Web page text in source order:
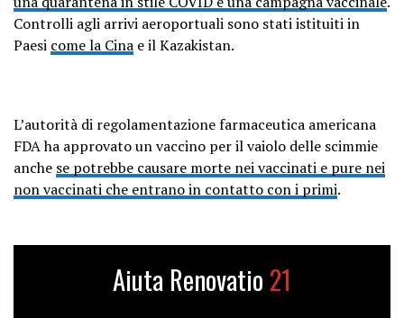
Controlli agli arrivi aeroportuali sono stati istituiti in
Paesi come la Cina e il Kazakistan.
L’autorità di regolamentazione farmaceutica americana
FDA ha approvato un vaccino per il vaiolo delle scimmie
anche se potrebbe causare morte nei vaccinati e pure nei
non vaccinati che entrano in contatto con i primi.
Aiuta Renovatio 21